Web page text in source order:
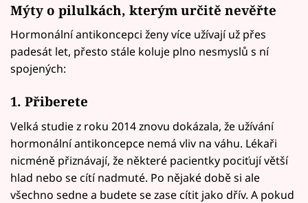
Mýty o pilulkách, kterým určitě nevěřte
Hormonální antikoncepci ženy více užívají už přes
padesát let, přesto stále koluje plno nesmyslů s ní
spojených:
1. Přiberete
Velká studie z roku 2014 znovu dokázala, že užívání
hormonální antikoncepce nemá vliv na váhu. Lékaři
nicméně přiznávají, že některé pacientky pociťují větší
hlad nebo se cítí nadmuté. Po nějaké době si ale
všechno sedne a budete se zase cítit jako dřív. A pokud